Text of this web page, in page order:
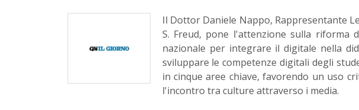
Il Dottor Daniele Nappo, Rappresentante
S. Freud, pone l'attenzione sulla riforma
nazionale per integrare il digitale nella
sviluppare le competenze digitali degli
in cinque aree chiave, favorendo un uso
l'incontro tra culture attraverso i media.